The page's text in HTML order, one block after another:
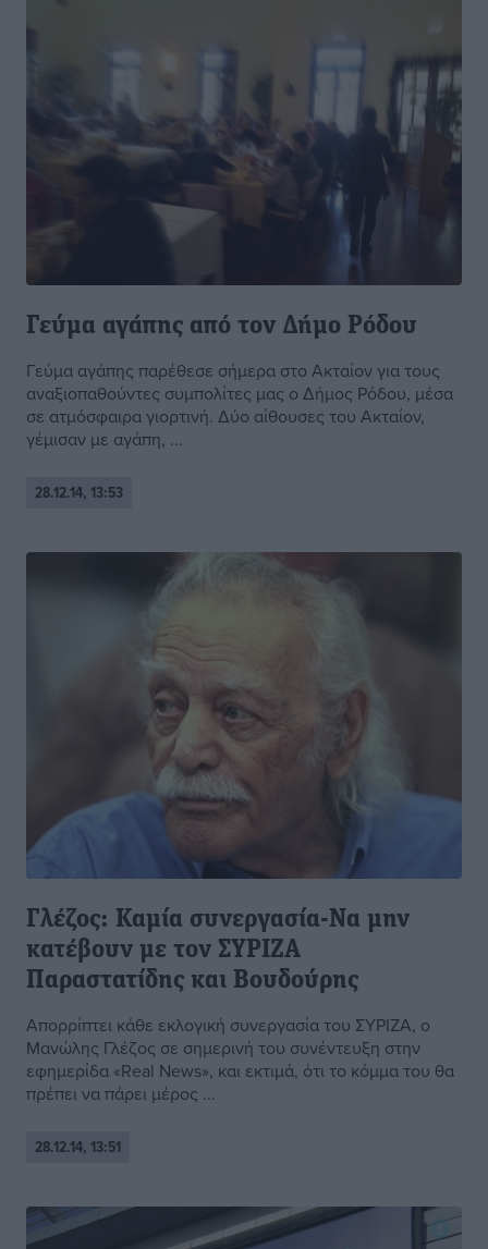
Γεύμα αγάπης από τον Δήμο Ρόδου
Γεύμα αγάπης παρέθεσε σήμερα στο Ακταίον για τους
αναξιοπαθούντες συμπολίτες μας ο Δήμος Ρόδου, μέσα
σε ατμόσφαιρα γιορτινή. Δύο αίθουσες του Ακταίον,
γέμισαν με αγάπη, ...
28.12.14, 13:53
Γλέζος: Καμία συνεργασία-Να μην
κατέβουν με τον ΣΥΡΙΖΑ
Παραστατίδης και Βουδούρης
Απορρίπτει κάθε εκλογική συνεργασία του ΣΥΡΙΖΑ, ο
Μανώλης Γλέζος σε σημερινή του συνέντευξη στην
εφημερίδα «Real News», και εκτιμά, ότι το κόμμα του θα
πρέπει να πάρει μέρος ...
28.12.14, 13:51